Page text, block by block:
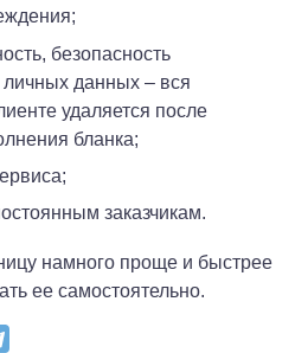
безопасность
данных – вся
удаляется после
бланка;
заказчикам.
намного проще и быстрее
ее самостоятельно.